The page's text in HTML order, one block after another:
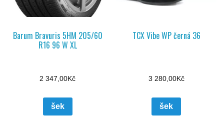
Barum Bravuris 5HM 205/60
R16 96 W XL
2 347,00Kč
šek
TCX Vibe WP černá 36
3 280,00Kč
šek